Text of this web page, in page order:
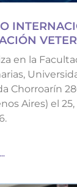
en la
Chorroarín
Aires) el